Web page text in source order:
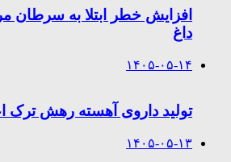
افزایش خطر ابتلا به سرطان
داغ
۱۴۰۵-۰۵-۱۴
تولید داروی آهسته رهش ترک
۱۴۰۵-۰۵-۱۳